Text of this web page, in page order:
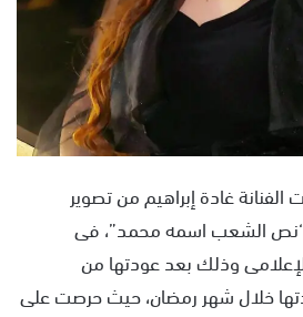
الفنانة غادة إبراهيم من تصوير
الشعب اسمه محمد”، فى
وذلك بعد عودتها من
خلال شهر رمضان، حيث حرصت على